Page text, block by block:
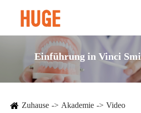
Einführung in Vinci
Zuhause Akademie
Video